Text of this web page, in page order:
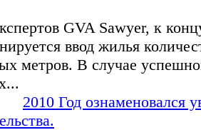
GVA Sawyer, к
ввод жилья
метров. В случае
2010 Год ознаменовался